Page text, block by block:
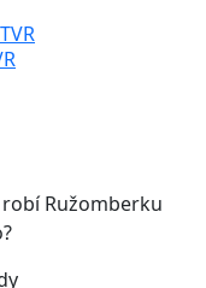
Ružomberku